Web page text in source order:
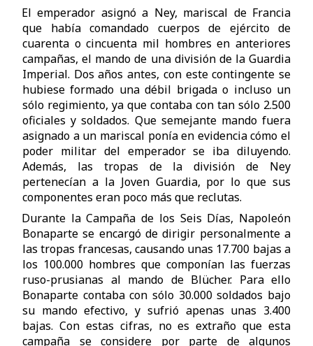
El emperador asignó a Ney, mariscal de Francia
que había comandado cuerpos de ejército de
cuarenta o cincuenta mil hombres en anteriores
campañas, el mando de una división de la Guardia
Imperial. Dos años antes, con este contingente se
hubiese formado una débil brigada o incluso un
sólo regimiento, ya que contaba con tan sólo 2.500
oficiales y soldados. Que semejante mando fuera
asignado a un mariscal ponía en evidencia cómo el
poder militar del emperador se iba diluyendo.
Además, las tropas de la división de Ney
pertenecían a la Joven Guardia, por lo que sus
componentes eran poco más que reclutas.
Durante la Campaña de los Seis Días, Napoleón
Bonaparte se encargó de dirigir personalmente a
las tropas francesas, causando unas 17.700 bajas a
los 100.000 hombres que componían las fuerzas
ruso-prusianas al mando de Blücher. Para ello
Bonaparte contaba con sólo 30.000 soldados bajo
su mando efectivo, y sufrió apenas unas 3.400
bajas. Con estas cifras, no es extraño que esta
campaña se considere por parte de algunos